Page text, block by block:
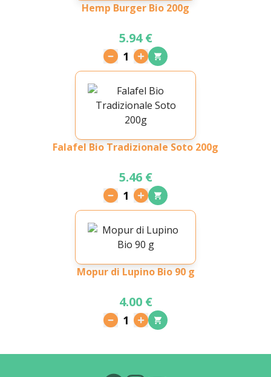
Hemp Burger Bio 200g
5.94 €
1
Falafel Bio Tradizionale Soto 200g
5.46 €
1
Mopur di Lupino Bio 90 g
4.00 €
1